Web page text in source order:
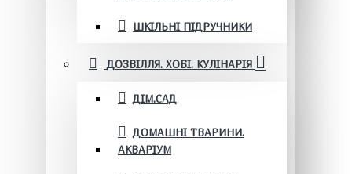
ШКІЛЬНІ ПІДРУЧНИКИ
ДОЗВІЛЛЯ. ХОБІ. КУЛІНАРІЯ
ДІМ.САД
ДОМАШНІ ТВАРИНИ.
АКВАРІУМ